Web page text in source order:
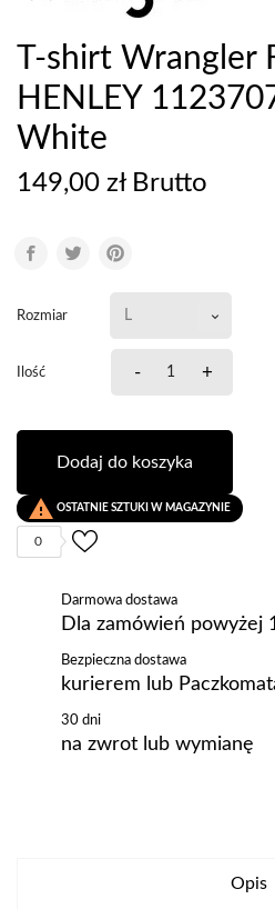
T-shirt Wrangler
HENLEY
White
149,00 zł Brutto
Rozmiar
Ilość - +
Dodaj do koszyka
 OSTATNIE SZTUKI W MAGAZYNIE
0
Darmowa dostawa
Dla zamówień powyżej
Bezpieczna dostawa
kurierem lub
30 dni
na zwrot lub wymianę
Opis